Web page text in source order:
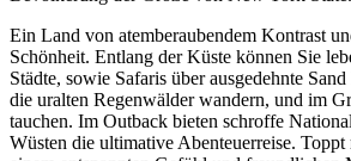
Ein Land von atemberaubendem Kontrast
Schönheit. Entlang der Küste können Sie
Städte, sowie Safaris über ausgedehnte
die uralten Regenwälder wandern, und im
tauchen. Im Outback bieten schroffe
Wüsten die ultimative Abenteuerreise. Toppt